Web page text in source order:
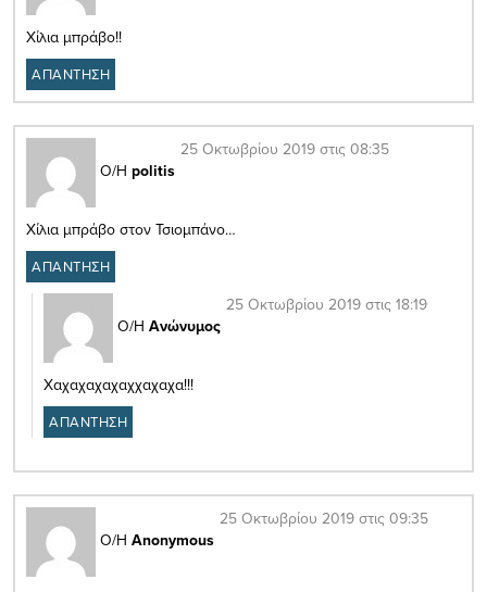
Χίλια μπράβο!!
ΑΠΑΝΤΗΣΗ
Ο/Η politis
25 Οκτωβρίου 2019 στις 08:35
Χίλια μπράβο στον Τσιομπάνο…
ΑΠΑΝΤΗΣΗ
Ο/Η Ανώνυμος
25 Οκτωβρίου 2019 στις 18:19
Χαχαχαχαχαχχαχαχα!!!
ΑΠΑΝΤΗΣΗ
Ο/Η Anonymous
25 Οκτωβρίου 2019 στις 09:35